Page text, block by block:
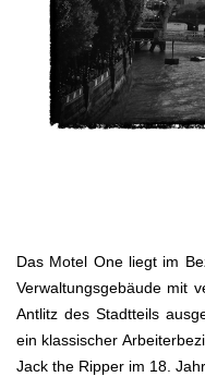
Das Motel One liegt im
Verwaltungsgebäude mit
Antlitz des Stadtteils
ein klassischer
Jack the Ripper im 18.